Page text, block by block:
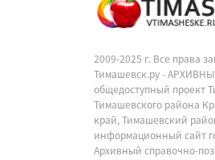
2009-2025 г. Все права
Тимашевск.ру -
общедоступный проект
Тимашевского района
край, Тимашевский
информационный сайт
Архивный справочно-